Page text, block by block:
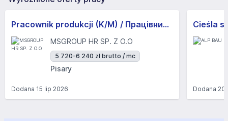
Pracownik produkcji (K/M) / Працівники продукції Huber-Suhner (K/M)
MSGROUP HR SP. Z O.O
5 720-6 240 zł brutto / mc
Pisary
Dodana 15 lip 2026
Cieśla
Dodana20